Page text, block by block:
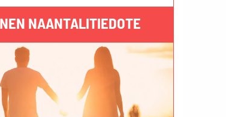
NAANTALITIEDOTE